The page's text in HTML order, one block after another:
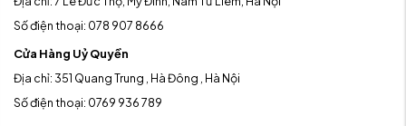
Số điện thoại: 078 907 8666
Cửa Hàng Uỷ Quyền
Địa chỉ: 351 Quang Trung , Hà Đông , Hà Nội
Số điện thoại: 0769 936 789